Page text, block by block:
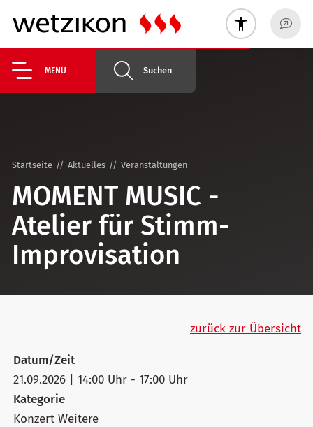
MENÜ Suchen
Startseite Aktuelles Veranstaltungen
MOMENT MUSIC -
Atelier für Stimm-
Improvisation
zurück zur Übersicht
Datum/Zeit
21.09.2026 | 14:00 Uhr - 17:00 Uhr
Kategorie
Konzert Weitere